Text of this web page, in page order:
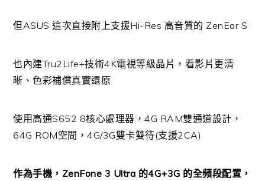
但ASUS 這次直接附上支援Hi-Res 高音質的 ZenEar S
也內建Tru2Life+技術4K電視等級晶片，看影片更清
晰、色彩補償真實還原
使用高通S652 8核心處理器，4G RAM雙通道設計，
64G ROM空間，4G/3G雙卡雙待(支援2CA)
作為手機，ZenFone 3 Ultra 的4G+3G 的全頻段配置，